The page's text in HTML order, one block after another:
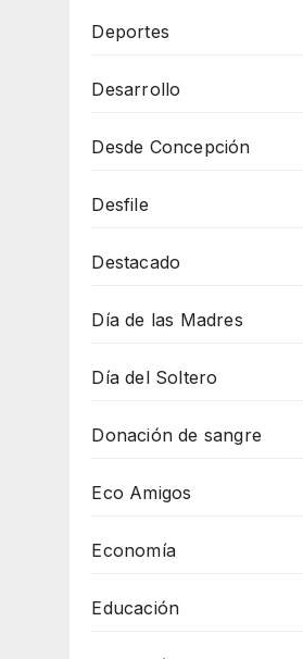
Deportes
Desarrollo
Desde Concepción
Desfile
Destacado
Día de las Madres
Día del Soltero
Donación de sangre
Eco Amigos
Economía
Educación